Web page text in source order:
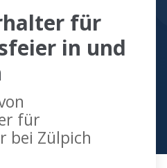
für
in und
für
bei Zülpich